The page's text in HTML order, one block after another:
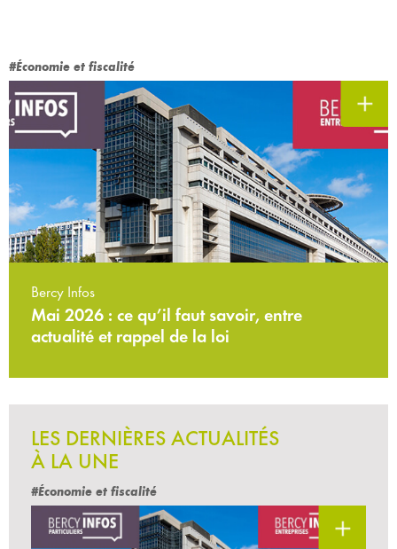
#Économie et fiscalité
Bercy Infos
Mai 2026 : ce qu’il faut savoir, entre
actualité et rappel de la loi
LES DERNIÈRES ACTUALITÉS
À LA UNE
#Économie et fiscalité